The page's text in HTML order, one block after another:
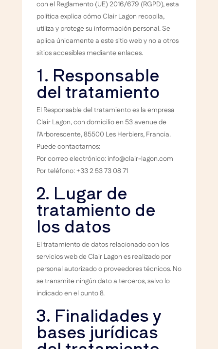
con el Reglamento (UE) 2016/679 (RGPD), esta
política explica cómo Clair Lagon recopila,
utiliza y protege su información personal. Se
aplica únicamente a este sitio web y no a otros
sitios accesibles mediante enlaces.
1. Responsable
del tratamiento
El Responsable del tratamiento es la empresa
Clair Lagon, con domicilio en 53 avenue de
l’Arborescente, 85500 Les Herbiers, Francia.
Puede contactarnos:
Por correo electrónico: info@clair-lagon.com
Por teléfono: +33 2 53 73 08 71
2. Lugar de
tratamiento de
los datos
El tratamiento de datos relacionado con los
servicios web de Clair Lagon es realizado por
personal autorizado o proveedores técnicos. No
se transmite ningún dato a terceros, salvo lo
indicado en el punto 8.
3. Finalidades y
bases jurídicas